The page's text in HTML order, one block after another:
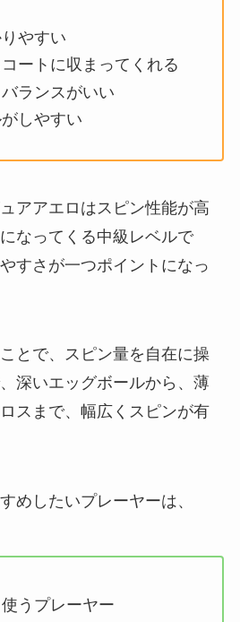
やすい
ートに収まってくれる
ランスがいい
しやすい
アアエロはスピン性能が高
なってくる中級レベルで
すさが一つポイントになっ
とで、スピン量を自在に操
深いエッグボールから、薄
スまで、幅広くスピンが有
めしたいプレーヤーは、
うプレーヤー